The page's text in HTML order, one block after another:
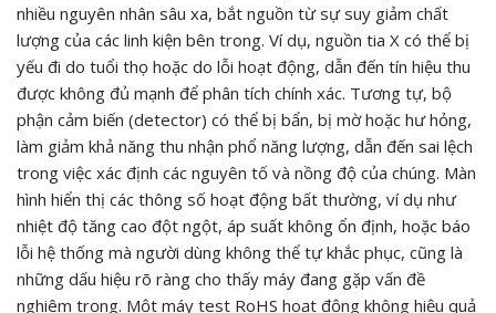
nhiều nguyên nhân sâu xa, bắt nguồn từ sự suy giảm chất
lượng của các linh kiện bên trong. Ví dụ, nguồn tia X có thể bị
yếu đi do tuổi thọ hoặc do lỗi hoạt động, dẫn đến tín hiệu thu
được không đủ mạnh để phân tích chính xác. Tương tự, bộ
phận cảm biến (detector) có thể bị bẩn, bị mờ hoặc hư hỏng,
làm giảm khả năng thu nhận phổ năng lượng, dẫn đến sai lệch
trong việc xác định các nguyên tố và nồng độ của chúng. Màn
hình hiển thị các thông số hoạt động bất thường, ví dụ như
nhiệt độ tăng cao đột ngột, áp suất không ổn định, hoặc báo
lỗi hệ thống mà người dùng không thể tự khắc phục, cũng là
những dấu hiệu rõ ràng cho thấy máy đang gặp vấn đề
nghiêm trọng. Một máy test RoHS hoạt động không hiệu quả